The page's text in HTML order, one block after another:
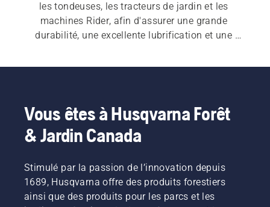
les tondeuses, les tracteurs de jardin et les
machines Rider, afin d'assurer une grande
durabilité, une excellente lubrification et une
Vous êtes à Husqvarna Forêt
& Jardin Canada
Stimulé par la passion de l’innovation depuis
1689, Husqvarna offre des produits forestiers
ainsi que des produits pour les parcs et les